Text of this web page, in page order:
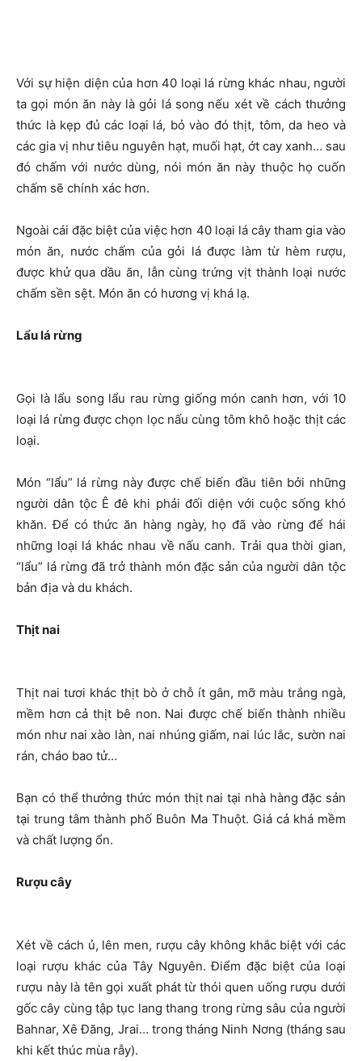
Với sự hiện diện của hơn 40 loại lá rừng khác nhau, người
ta gọi món ăn này là gỏi lá song nếu xét về cách thưởng
thức là kẹp đủ các loại lá, bỏ vào đó thịt, tôm, da heo và
các gia vị như tiêu nguyên hạt, muối hạt, ớt cay xanh… sau
đó chấm với nước dùng, nói món ăn này thuộc họ cuốn
chấm sẽ chính xác hơn.
Ngoài cái đặc biệt của việc hơn 40 loại lá cây tham gia vào
món ăn, nước chấm của gỏi lá được làm từ hèm rượu,
được khử qua dầu ăn, lẫn cùng trứng vịt thành loại nước
chấm sền sệt. Món ăn có hương vị khá lạ.
Lẩu lá rừng
Gọi là lẩu song lẩu rau rừng giống món canh hơn, với 10
loại lá rừng được chọn lọc nấu cùng tôm khô hoặc thịt các
loại.
Món “lẩu” lá rừng này được chế biến đầu tiên bởi những
người dân tộc Ê đê khi phải đối diện với cuộc sống khó
khăn. Để có thức ăn hàng ngày, họ đã vào rừng để hái
những loại lá khác nhau về nấu canh. Trải qua thời gian,
“lẩu” lá rừng đã trở thành món đặc sản của người dân tộc
bản địa và du khách.
Thịt nai
Thịt nai tươi khác thịt bò ở chỗ ít gân, mỡ màu trắng ngà,
mềm hơn cả thịt bê non. Nai được chế biến thành nhiều
món như nai xào làn, nai nhúng giấm, nai lúc lắc, sườn nai
rán, cháo bao tử…
Bạn có thể thưởng thức món thịt nai tại nhà hàng đặc sản
tại trung tâm thành phố Buôn Ma Thuột. Giá cả khá mềm
và chất lượng ổn.
Rượu cây
Xét về cách ủ, lên men, rượu cây không khắc biệt với các
loại rượu khác của Tây Nguyên. Điểm đặc biệt của loại
rượu này là tên gọi xuất phát từ thói quen uống rượu dưới
gốc cây cùng tập tục lang thang trong rừng sâu của người
Bahnar, Xê Đăng, Jrai… trong tháng Ninh Nơng (tháng sau
khi kết thúc mùa rẫy).